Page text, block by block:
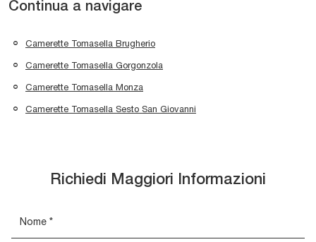
Continua a navigare
Camerette Tomasella Brugherio
Camerette Tomasella Gorgonzola
Camerette Tomasella Monza
Camerette Tomasella Sesto San Giovanni
Richiedi Maggiori Informazioni